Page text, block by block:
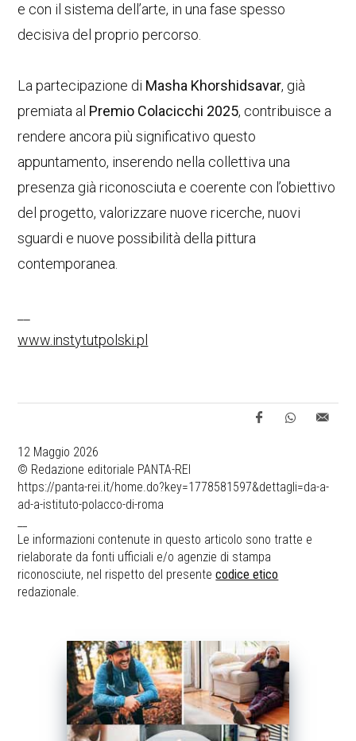
e con il sistema dell’arte, in una fase spesso
decisiva del proprio percorso.
La partecipazione di Masha Khorshidsavar, già
premiata al Premio Colacicchi 2025, contribuisce a
rendere ancora più significativo questo
appuntamento, inserendo nella collettiva una
presenza già riconosciuta e coerente con l’obiettivo
del progetto, valorizzare nuove ricerche, nuovi
sguardi e nuove possibilità della pittura
contemporanea.
www.instytutpolski.pl
12 Maggio 2026
© Redazione editoriale PANTA-REI
https://panta-rei.it/home.do?key=1778581597&dettagli=da-a-
ad-a-istituto-polacco-di-roma
Le informazioni contenute in questo articolo sono tratte e
rielaborate da fonti ufficiali e/o agenzie di stampa
riconosciute, nel rispetto del presentecodice etico
redazionale.